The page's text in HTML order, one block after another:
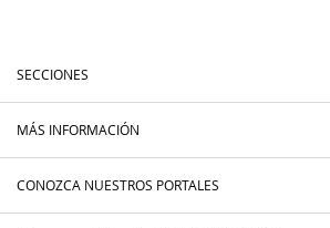
SECCIONES
MÁS INFORMACIÓN
CONOZCA NUESTROS PORTALES